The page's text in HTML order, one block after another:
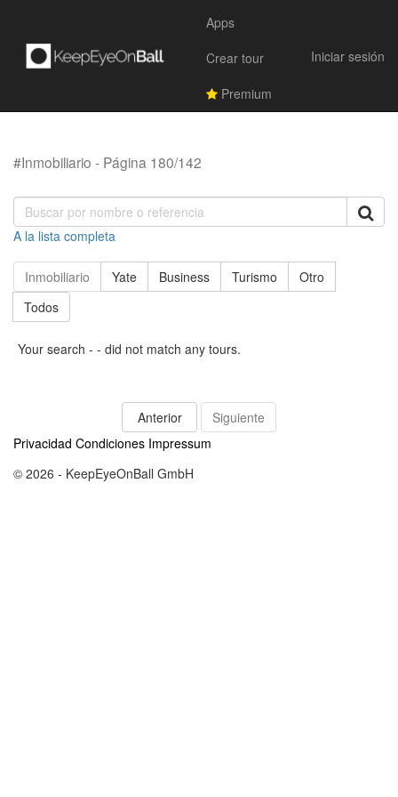
Apps
Crear tour
Premium
Iniciar sesión
#Inmobiliario - Página 180/142
A la lista completa
Inmobiliario Yate Business Turismo
Otro
Todos
Your search - - did not match any tours.
Anterior
Siguiente
Privacidad Condiciones Impressum
© 2026 - KeepEyeOnBall GmbH